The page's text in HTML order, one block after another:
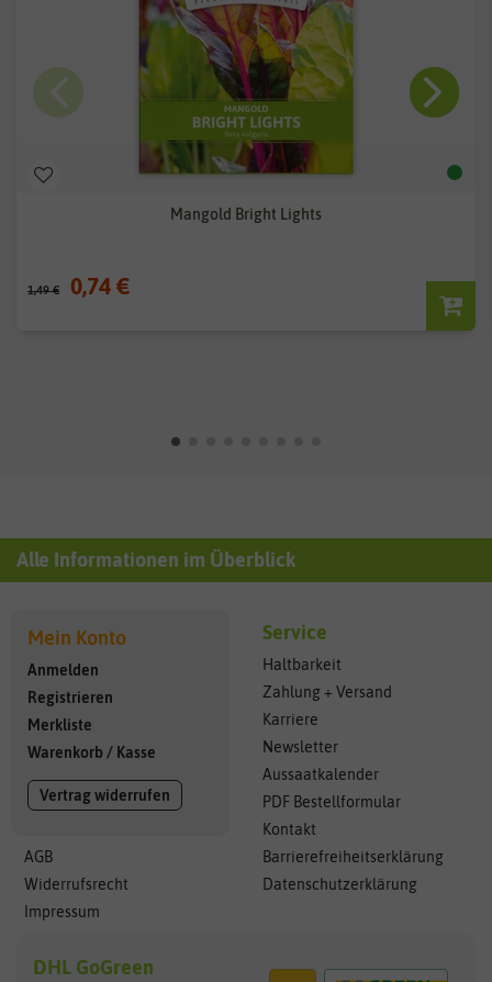
Mangold Bright Lights
1,49 € 0,74 €
Alle Informationen im Überblick
Mein Konto
Anmelden
Registrieren
Merkliste
Warenkorb / Kasse
Vertrag widerrufen
AGB
Widerrufsrecht
Impressum
Service
Haltbarkeit
Zahlung + Versand
Karriere
Newsletter
Aussaatkalender
PDF Bestellformular
Kontakt
Barrierefreiheitserklärung
Datenschutzerklärung
DHL GoGreen